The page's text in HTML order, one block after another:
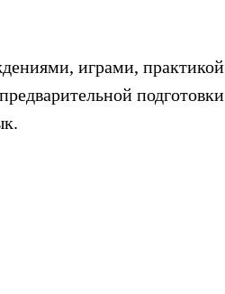
играми, практикой
подготовки